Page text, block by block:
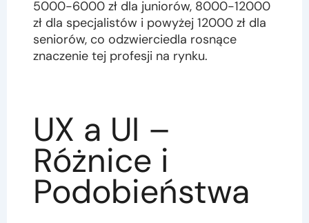
5000-6000 zł dla juniorów, 8000-12000
zł dla specjalistów i powyżej 12000 zł dla
seniorów, co odzwierciedla rosnące
znaczenie tej profesji na rynku.
UX a UI –
Różnice i
Podobieństwa